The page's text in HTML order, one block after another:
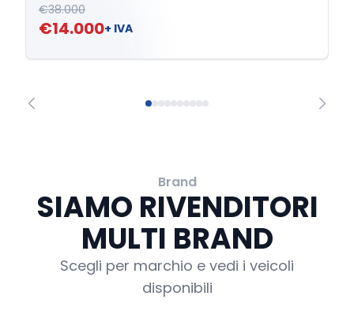
€38.000
€14.000+ IVA
Brand
SIAMO RIVENDITORI
MULTI BRAND
Scegli per marchio e vedi i veicoli
disponibili